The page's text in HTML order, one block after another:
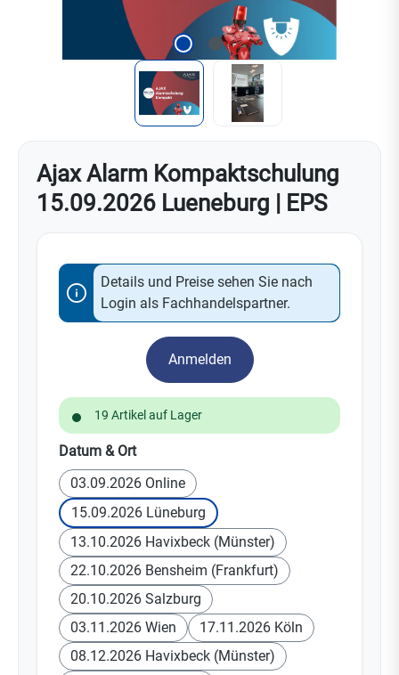
Ajax Alarm Kompaktschulung
15.09.2026 Lueneburg | EPS
Details und Preise sehen Sie nach
Login als Fachhandelspartner.
Anmelden
19 Artikel auf Lager
Datum & Ortauswählen
03.09.2026 Online
15.09.2026 Lüneburg
13.10.2026 Havixbeck (Münster)
22.10.2026 Bensheim (Frankfurt)
20.10.2026 Salzburg
03.11.2026 Wien
17.11.2026 Köln
08.12.2026 Havixbeck (Münster)